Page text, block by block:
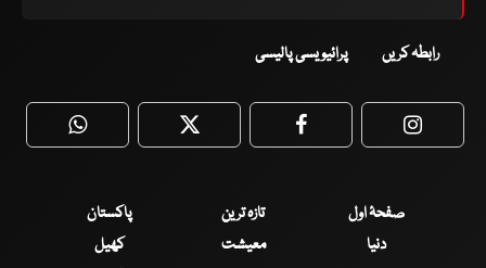
رابطہ کریں پرائیویسی پالیسی
WhatsApp Twitter Facebook
صفحۂ اول تازہ ترین
پاکستان
دنیا
معیشت
کھیل